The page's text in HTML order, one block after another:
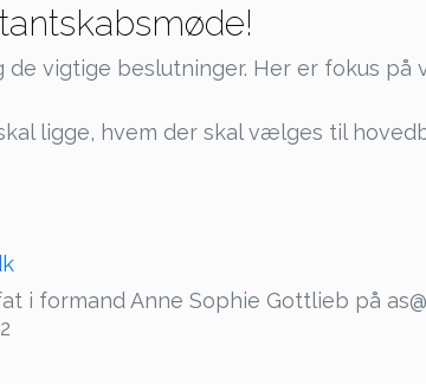
vigtige beslutninger. Her er fokus
ligge, hvem der skal vælges til
i formand Anne Sophie Gottlieb på